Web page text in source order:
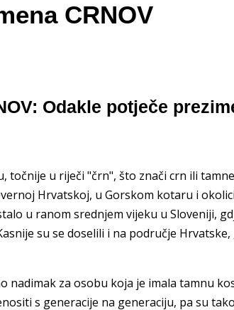
CRNOV
Odakle potječe
točnije u riječi "črn", što znači crn ili
Hrvatskoj, u Gorskom kotaru i okolici
u ranom srednjem vijeku u Sloveniji,
su se doselili i na područje Hrvatske,
nadimak za osobu koja je imala tamnu
s generacije na generaciju, pa su